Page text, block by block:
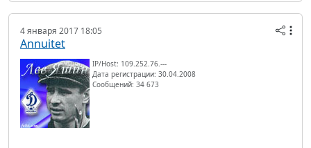
4 января 2017 18:05
Annuitet
IP/Host: 109.252.76.---
Дата регистрации: 30.04.2008
Сообщений: 34 673